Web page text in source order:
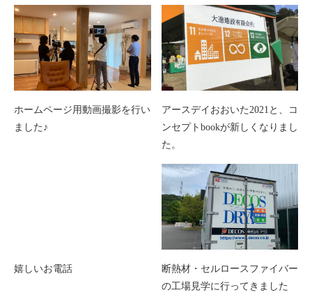
ホームページ用動画撮影を行い
ました♪
アースデイおおいた2021と、コ
ンセプトbookが新しくなりまし
た。
嬉しいお電話
断熱材・セルロースファイバー
の工場見学に行ってきました